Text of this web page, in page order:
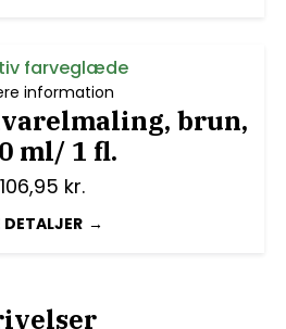
farveglæde
brun,
ml/ 1 fl.
106,95 kr.
DETALJER
information